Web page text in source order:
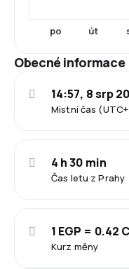
po út
Obecné informace
Místní čas
14:57, 8 srp
Čas letu z Prahy
4 h 30 min
Kurz měny
1 EGP = 0.42